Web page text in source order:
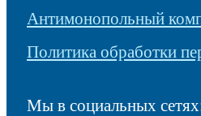
Антимонопольный
Политика обработки
Мы в социальных